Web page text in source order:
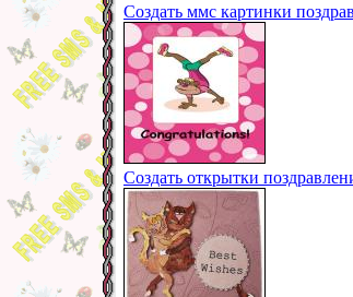
Создать ммс картинки
Создать открытки